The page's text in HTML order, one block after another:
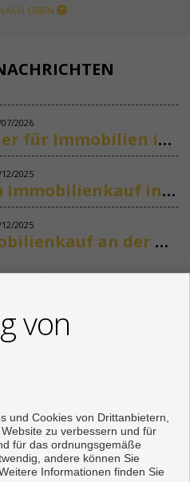
OBEN
2026
Ihr deutscher Makler für Immobilien in Marbella
2025
Due Diligence beim Immobilienkauf in Spanien
2025
Steuern beim Immobilienkauf an der Costa del Sol
mehr
: 10:00 - 18:00
von
und Cookies von Drittanbietern,
zu verbessern und für
für das ordnungsgemäße
andere können Sie
Informationen finden Sie